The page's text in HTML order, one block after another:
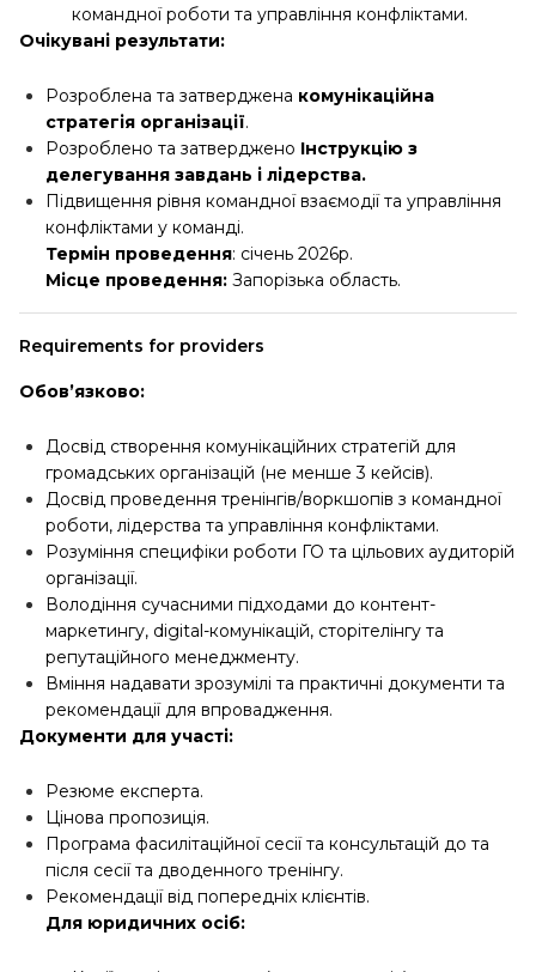
командної роботи та управління конфліктами.
Очікувані результати:
Розроблена та затверджена комунікаційна
стратегія організації.
Розроблено та затверджено Інструкцію з
делегування завдань і лідерства.
Підвищення рівня командної взаємодії та управління
конфліктами у команді.
Термін проведення: січень 2026р.
Місце проведення: Запорізька область.
Requirements for providers
Обов’язково:
Досвід створення комунікаційних стратегій для
громадських організацій (не менше 3 кейсів).
Досвід проведення тренінгів/воркшопів з командної
роботи, лідерства та управління конфліктами.
Розуміння специфіки роботи ГО та цільових аудиторій
організації.
Володіння сучасними підходами до контент-
маркетингу, digital-комунікацій, сторітелінгу та
репутаційного менеджменту.
Вміння надавати зрозумілі та практичні документи та
рекомендації для впровадження.
Документи для участі:
Резюме експерта.
Цінова пропозиція.
Програма фасилітаційної сесії та консультацій до та
після сесії та дводенного тренінгу.
Рекомендації від попередніх клієнтів.
Для юридичних осіб: